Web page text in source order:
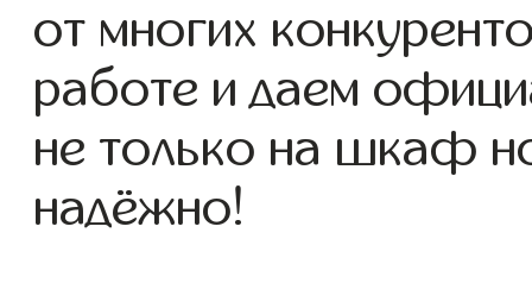
от многих
работе и даем
не только на шкаф
надёжно!